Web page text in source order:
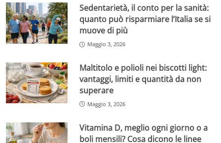
Sedentarietà, il conto per la sanità:
quanto può risparmiare l’Italia se si
muove di più
Maggio 3, 2026
Maltitolo e polioli nei biscotti light:
vantaggi, limiti e quantità da non
superare
Maggio 3, 2026
Vitamina D, meglio ogni giorno o a
boli mensili? Cosa dicono le linee